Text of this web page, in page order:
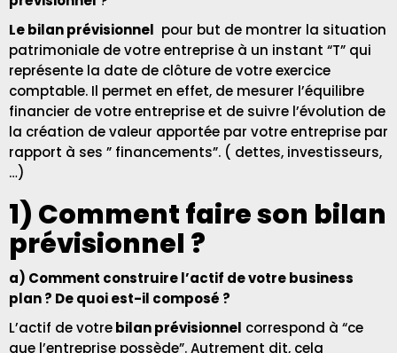
Le bilan prévisionnel pour but de montrer la situation
patrimoniale de votre entreprise à un instant “T” qui
représente la date de clôture de votre exercice
comptable. Il permet en effet, de mesurer l’équilibre
financier de votre entreprise et de suivre l’évolution de
la création de valeur apportée par votre entreprise par
rapport à ses ” financements”. ( dettes, investisseurs,
…)
1) Comment faire son bilan
prévisionnel ?
a) Comment construire l’actif de votre business
plan ? De quoi est-il composé ?
L’actif de votrebilan prévisionnel correspond à “ce
que l’entreprise possède”. Autrement dit, cela